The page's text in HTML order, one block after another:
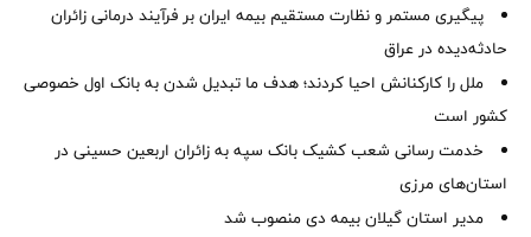
پیگیری مستمر و نظارت مستقیم بیمه ایران بر فرآیند درمانی زائران
حادثه‌دیده در عراق
ملل را کارکنانش احیا کردند؛ هدف ما تبدیل شدن به بانک اول خصوصی
کشور است
خدمت رسانی شعب کشیک بانک سپه به زائران اربعین حسینی در
استان‌‌های مرزی
‌مدیر استان گیلان بیمه دی منصوب شد